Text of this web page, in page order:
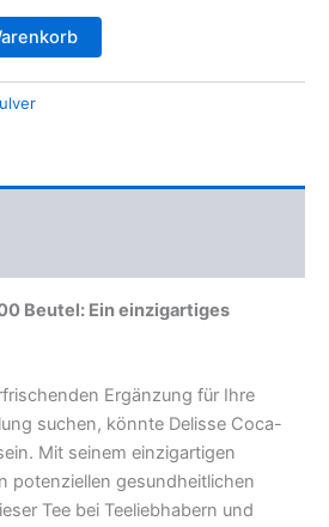
Beutel: Ein einzigartiges
Ergänzung für Ihre
suchen, könnte Delisse Coca-
Mit seinem einzigartigen
potenziellen gesundheitlichen
Tee bei Teeliebhabern und